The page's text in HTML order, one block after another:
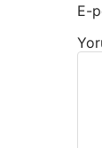
E-